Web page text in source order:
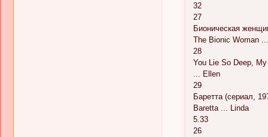
32
27
Бионическая
The Bionic Woman
28
You Lie So Deep,
... Ellen
29
Баретта (сериал,
Baretta ... Linda
5.33
26